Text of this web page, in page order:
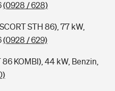
(0928 / 628)
STH 86), 77 kW,
(0928 / 629)
KOMBI), 44 kW, Benzin,